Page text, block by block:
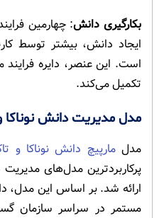
بکارگیری دانش: چهارمین
ایجاد دانش، بیشتر توسط
است. این عنصر، دایره
تکمیل می‌کند.
مدل مدیریت دانش نوناکا
مدلمارپیچ دانش نوناکا و
ارائه شد. بر اساس این مدل،
مستمر در سراسر سازمان